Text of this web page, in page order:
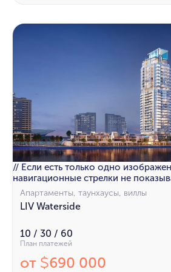
// Если есть только одно
навигационные стрелки не
Апартаменты, таунхаусы, виллы
LIV Waterside
10 / 30 / 60
План платежей
от $690 000